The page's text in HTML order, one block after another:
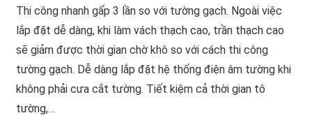
Thi công nhanh gấp 3 lần so với tường gạch. Ngoài việc
lắp đặt dễ dàng, khi làm vách thạch cao, trần thạch cao
sẽ giảm được thời gian chờ khô so với cách thi công
tường gạch. Dễ dàng lắp đặt hệ thống điện âm tường khi
không phải cưa cắt tường. Tiết kiệm cả thời gian tô
tường,…